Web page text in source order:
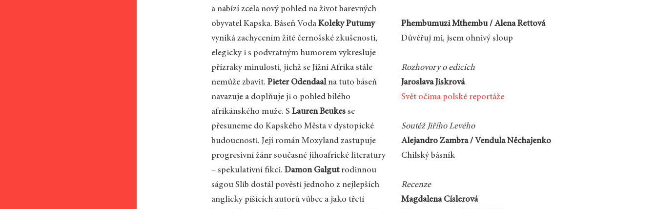
a nabízí zcela nový pohled na život barevných
obyvatel Kapska. Báseň VodaKoleky Putumy
vyniká zachycením žité černošské zkušenosti,
elegicky i s podvratným humorem vykresluje
přízraky minulosti, jichž se Jižní Afrika stále
nemůže zbavit.Pieter Odendaalna tuto báseň
navazuje a doplňuje ji o pohled bílého
afrikánského muže. SLauren Beukes se
přesuneme do Kapského Města v dystopické
budoucnosti. Její román Moxyland zastupuje
progresivní žánr současné jihoafrické literatury
– spekulativní fikci.Damon Galgutrodinnou
ságou Slib dostál pověsti jednoho z nejlepších
anglicky píšících autorů vůbec a jako třetí
Phembumuzi Mthembu / Alena Rettová
Důvěřuj mi, jsem ohnivý sloup
Rozhovory o edicích
Jaroslava Jiskrová
Svět očima polské reportáže
Soutěž Jiřího Levého
Alejandro Zambra / Vendula Něchajenko
Chilský básník
Recenze
Magdalena Císlerová